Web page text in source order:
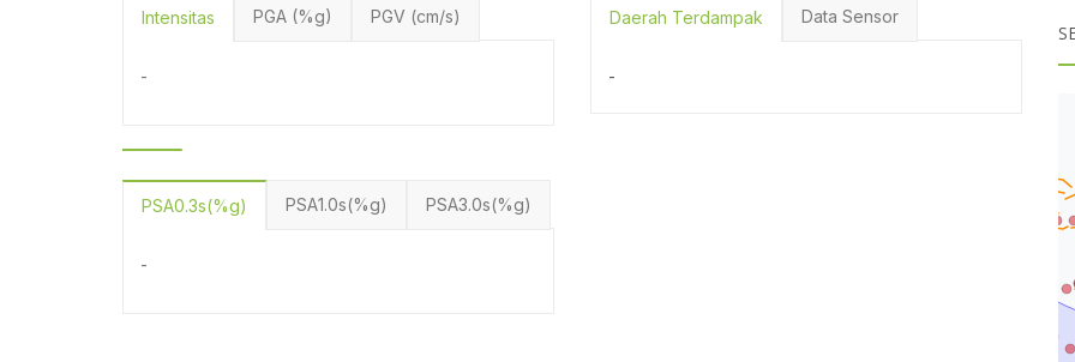
Intensitas PGA (%g) PGV (cm/s)
-
PSA0.3s(%g) PSA1.0s(%g) PSA3.0s(%g)
-
Daerah Terdampak Data Sensor
-